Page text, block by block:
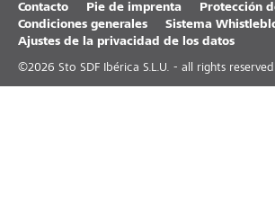
Contacto Pie de imprenta
Protección
Condiciones generales
Sistema
Ajustes de la privacidad de los datos
©2026 Sto SDF Ibérica S.L.U. - all rights reserved